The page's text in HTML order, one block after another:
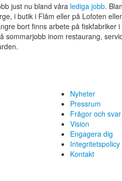
just nu bland våra lediga jobb.
i butik i Flåm eller på Lofoten
bort finns arbete på fiskfabriker
sommarjobb inom restaurang,
Nyheter
Pressrum
Frågor och svar
Vision
Engagera dig
Integritetspolicy
Kontakt